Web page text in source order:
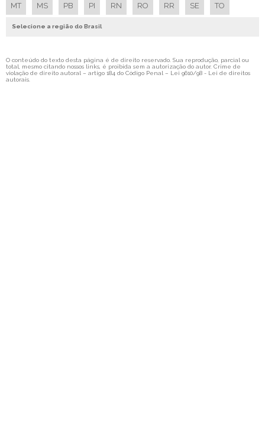
MT MS PB PI RN RO RR SE TO
Selecione a região do Brasil
O conteúdo do texto desta página é de direito reservado. Sua reprodução, parcial ou
total, mesmo citando nossos links, é proibida sem a autorização do autor. Crime de
violação de direito autoral – artigo 184 do Código Penal – Lei 9610/98 - Lei de direitos
autorais